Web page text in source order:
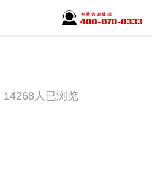
14268人已浏览